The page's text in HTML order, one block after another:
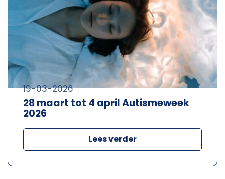
28 maart tot 4 april Autismeweek
2026
19-03-2026
Lees verder